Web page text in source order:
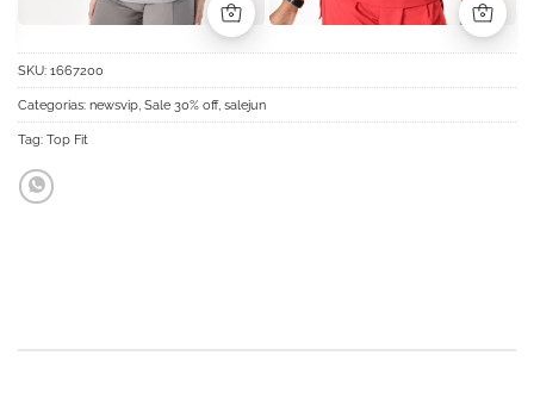
SKU: 1667200
Categorias: newsvip Sale 30% off, salejun
Tag: Top Fit